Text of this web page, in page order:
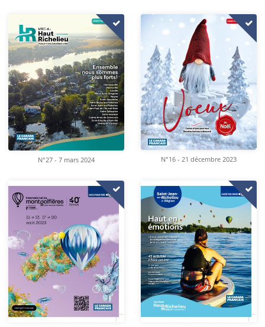
N°27 - 7 mars 2024 N°16 - 21 décembre 2023